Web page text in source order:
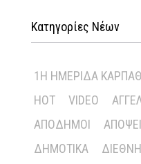
Κατηγορίες Νέων
1Η ΗΜΕΡΊΔΑ
HOT
VIDEO
ΑΠΌΔΗΜΟΙ
ΔΗΜΟΤΙΚΆ
ΔΙΕΘΝΉ